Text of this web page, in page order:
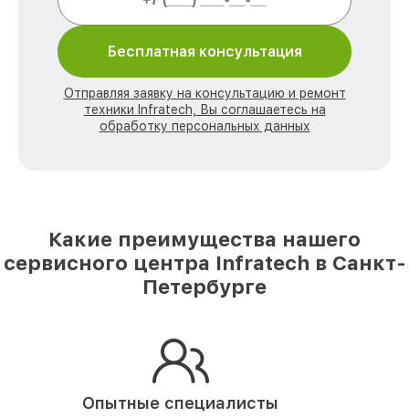
Бесплатная консультация
Отправляя заявку на консультацию и ремонт
техники Infratech, Вы соглашаетесь на
обработку персональных данных
Какие преимущества нашего
сервисного центра Infratech в Санкт-
Петербурге
Опытные специалисты